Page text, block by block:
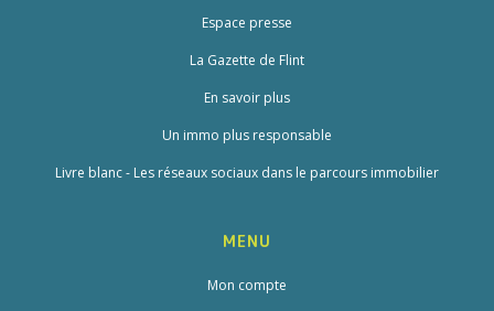
Espace presse
La Gazette de Flint
En savoir plus
Un immo plus responsable
Livre blanc - Les réseaux sociaux dans le parcours immobilier
MENU
Mon compte